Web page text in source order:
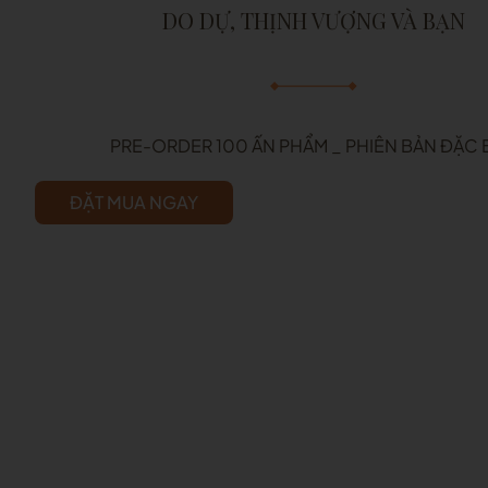
DO DỰ, THỊNH VƯỢNG VÀ BẠN
PRE-ORDER 100 ẤN PHẨM _ PHIÊN BẢN ĐẶC
ĐẶT MUA NGAY